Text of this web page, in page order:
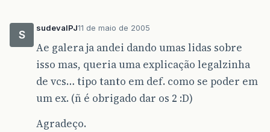
S
sudevalPJ11 de maio de 2005
Ae galera ja andei dando umas lidas sobre
isso mas, queria uma explicação legalzinha
de vcs… tipo tanto em def. como se poder em
um ex. (ñ é obrigado dar os 2 :D)
Agradeço.